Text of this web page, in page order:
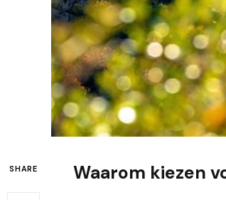
SHARE Waarom kiezen